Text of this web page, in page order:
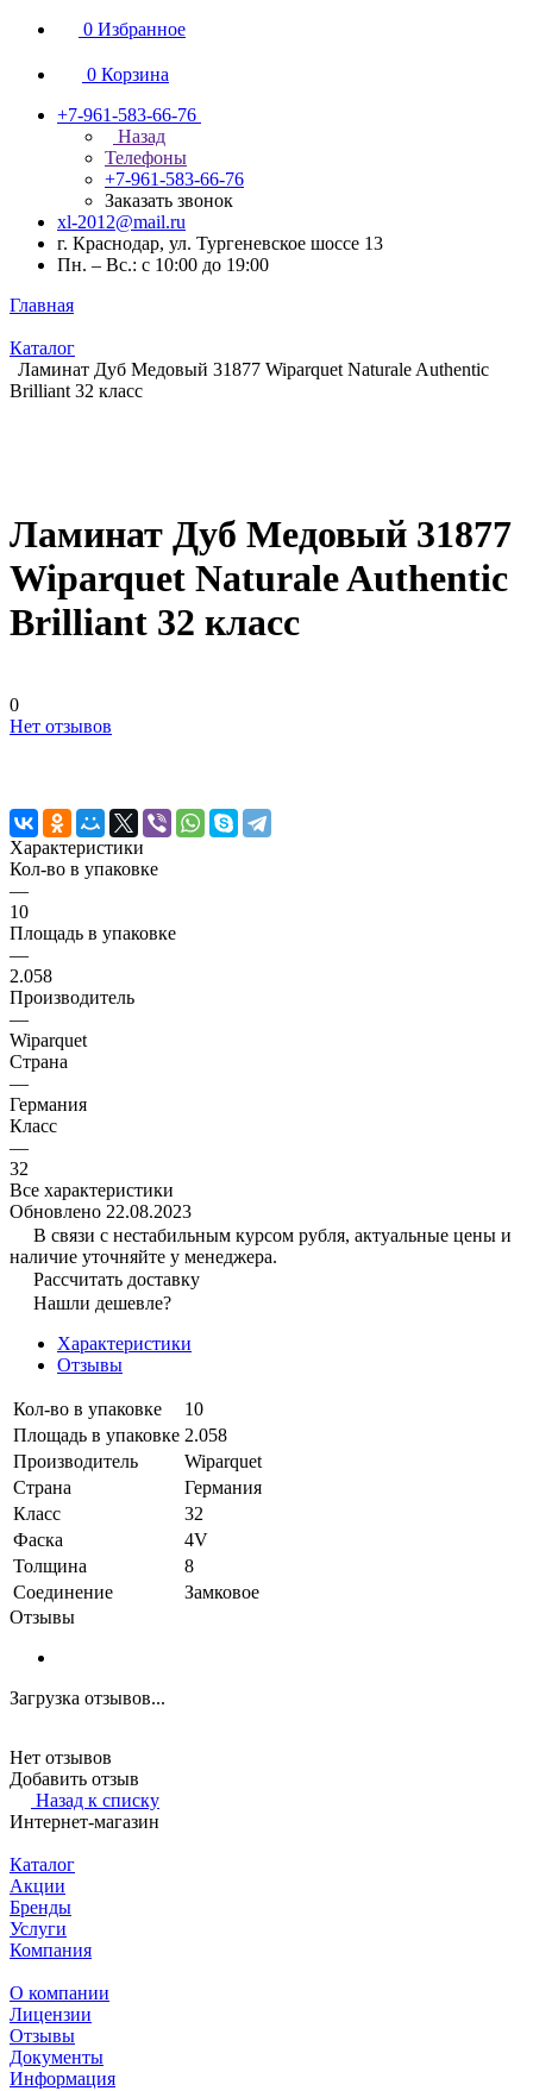
0 Избранное
0 Корзина
+7-961-583-66-76
Назад
Телефоны
+7-961-583-66-76
Заказать звонок
xl-2012@mail.ru
г. Краснодар, ул. Тургеневское шоссе 13
Пн. – Вс.: с 10:00 до 19:00
Главная
Каталог
Ламинат Дуб Медовый 31877 Wiparquet Naturale Authentic
Brilliant 32 класс
Ламинат Дуб Медовый 31877
Wiparquet Naturale Authentic
Brilliant 32 класс
0
Нет отзывов
Характеристики
Кол-во в упаковке
—
10
Площадь в упаковке
—
2.058
Производитель
—
Wiparquet
Страна
—
Германия
Класс
—
32
Все характеристики
Обновлено 22.08.2023
В связи с нестабильным курсом рубля, актуальные цены и
наличие уточняйте у менеджера.
Рассчитать доставку
Нашли дешевле?
Характеристики
Отзывы
Кол-во в упаковке
10
Площадь в упаковке 2.058
Производитель
Wiparquet
Страна
Германия
Класс
32
Фаска
4V
Толщина
8
Соединение
Замковое
Отзывы
Загрузка отзывов...
Нет отзывов
Добавить отзыв
Назад к списку
Интернет-магазин
Каталог
Акции
Бренды
Услуги
Компания
О компании
Лицензии
Отзывы
Документы
Информация